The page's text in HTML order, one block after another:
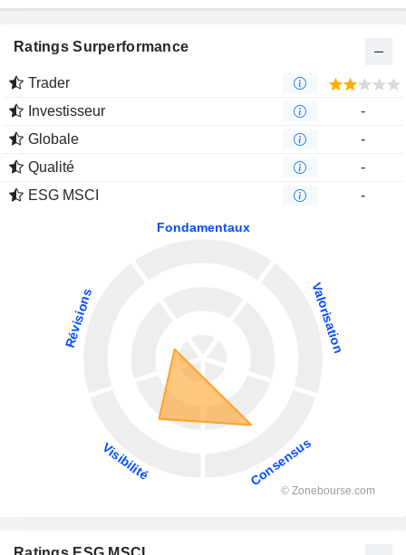
Ratings Surperformance
Trader
Investisseur
-
Globale
-
Qualité
-
ESG MSCI
-